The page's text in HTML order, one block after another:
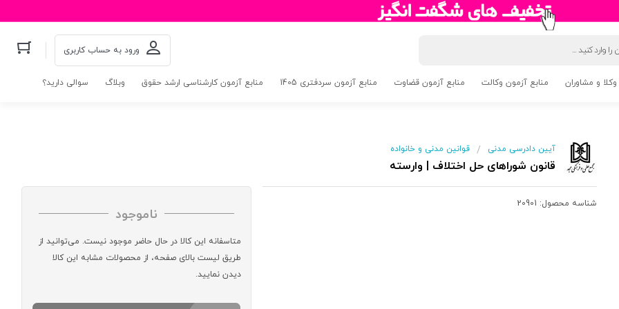
ورود به حساب کاربری
و مشاوران منابع آزمون وکالت منابع آزمون قضاوت منابع آزمون سردفتری 1405 منابع آزمون کارشناسی ارشد حقوق وبلاگ سوالی دارید؟
آیین دادرسی مدنی / قوانین مدنی و خانواده
قانون شوراهای حل اختلاف | وارسته
شناسه محصول: 20901
ناموجود
متاسفانه این کالا در حال حاضر موجود نیست. می‌توانید از
طریق لیست بالای صفحه، از محصولات مشابه این کالا
دیدن نمایید.